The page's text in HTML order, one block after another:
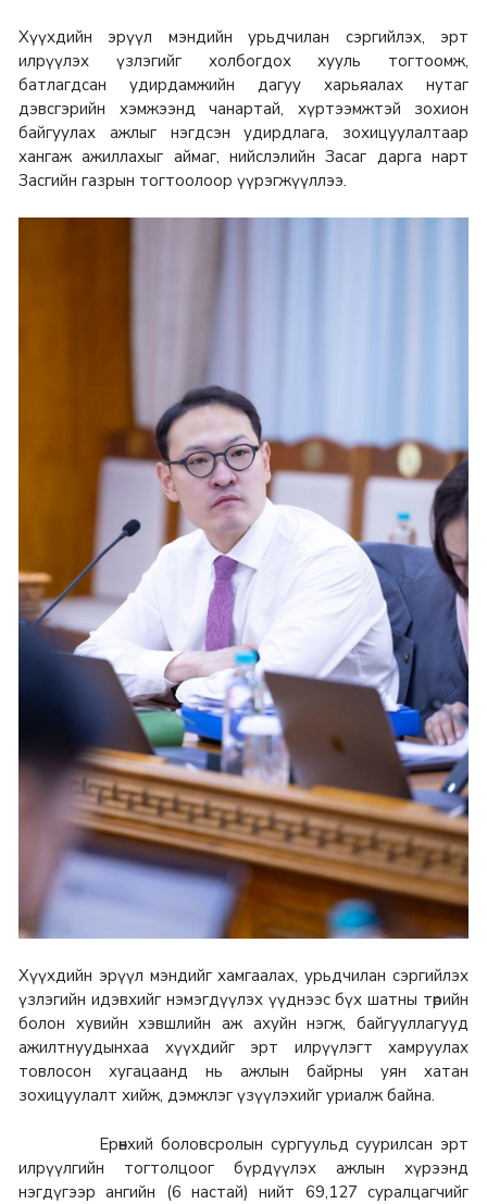
Хүүхдийн эрүүл мэндийн урьдчилан сэргийлэх, эрт
илрүүлэх үзлэгийг холбогдох хууль тогтоомж,
батлагдсан удирдамжийн дагуу харьяалах нутаг
дэвсгэрийн хэмжээнд чанартай, хүртээмжтэй зохион
байгуулах ажлыг нэгдсэн удирдлага, зохицуулалтаар
хангаж ажиллахыг аймаг, нийслэлийн Засаг дарга нарт
Засгийн газрын тогтоолоор үүрэгжүүллээ.
Хүүхдийн эрүүл мэндийг хамгаалах, урьдчилан сэргийлэх
үзлэгийн идэвхийг нэмэгдүүлэх үүднээс бүх шатны төрийн
болон хувийн хэвшлийн аж ахуйн нэгж, байгууллагууд
ажилтнуудынхаа хүүхдийг эрт илрүүлэгт хамруулах
товлосон хугацаанд нь ажлын байрны уян хатан
зохицуулалт хийж, дэмжлэг үзүүлэхийг уриалж байна.
Ерөнхий боловсролын сургуульд суурилсан эрт
илрүүлгийн тогтолцоог бүрдүүлэх ажлын хүрээнд
нэгдүгээр ангийн (6 настай) нийт 69,127 суралцагчийг